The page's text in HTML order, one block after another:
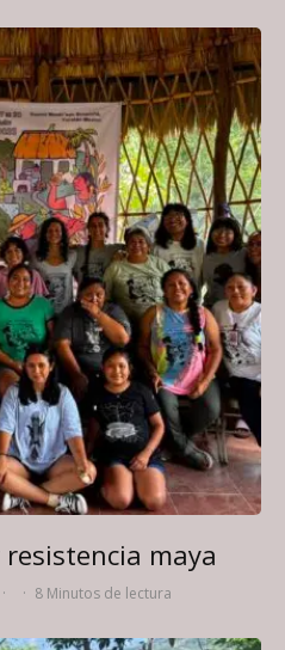
maya
· · 8 Minutos de lectura